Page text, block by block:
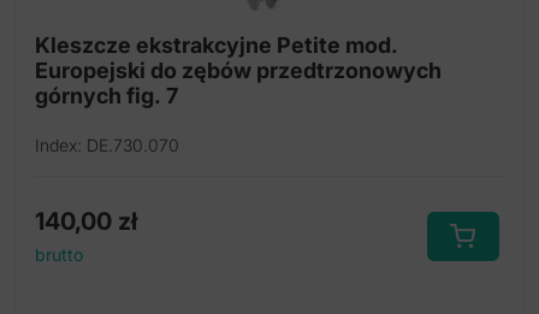
Kleszcze ekstrakcyjne Petite mod.
Europejski do zębów przedtrzonowych
górnych fig. 7
Index: DE.730.070
140,00 zł
brutto